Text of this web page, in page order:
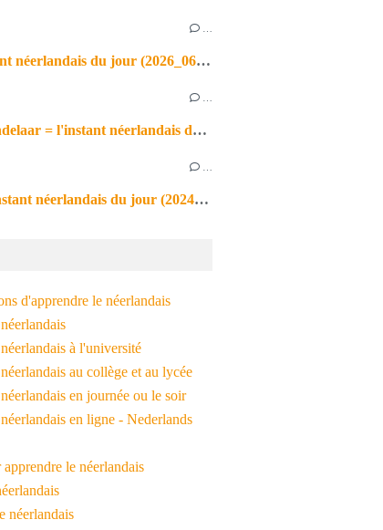
heet = l'instant néerlandais du jour (2026_06_02)
de markthandelaar = l'instant néerlandais du jour (2026_03_11)
de noot = l'instant néerlandais du jour (2024_09_09)
d'apprendre le néerlandais
à l'université
au collège et au lycée
en journée ou le soir
en ligne - Nederlands
le néerlandais
néerlandais